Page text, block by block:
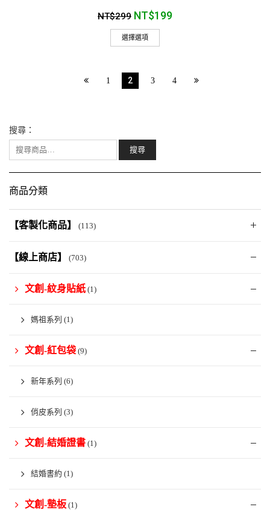
NT$299 NT$199
選擇選項
1 2 3 4
搜尋：
商品分類
【客製化商品】 (113)
【線上商店】 (703)
文創-紋身貼紙 (1)
媽祖系列 (1)
文創-紅包袋 (9)
新年系列 (6)
俏皮系列 (3)
文創-結婚證書 (1)
結婚書約 (1)
文創-墊板 (1)